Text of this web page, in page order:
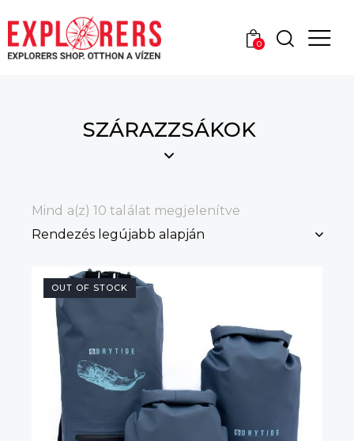
0
SZÁRAZZSÁKOK
Mind a(z) 10 találat megjelenítve
OUT OF STOCK